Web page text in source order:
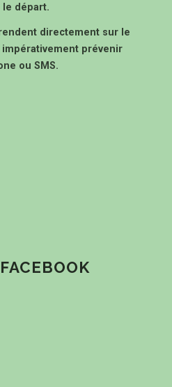
le départ.
directement sur le
prévenir
ou SMS.